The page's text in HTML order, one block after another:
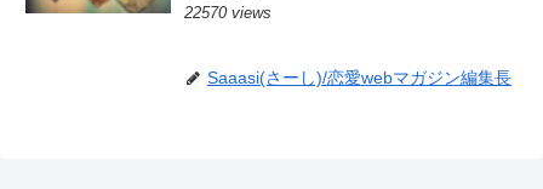
22570 views
Saaasi(さーし)/恋愛webマガジン編集長